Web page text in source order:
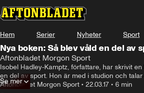
Hem Serier Nyheter Sport
Nya boken: Så blev våld en del av
Aftonbladet Morgon Sport
Isobel Hadley-Kamptz, författare, har skrivit
en del av sport. Hon är med i studion och
med Oísin Cantwell.
Aftonbladet Morgon Sport • 22.03.17 • 6 min
Se mer